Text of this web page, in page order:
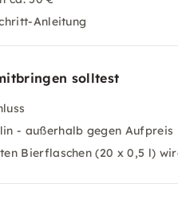
Anleitung
solltest
- außerhalb gegen Aufpreis
Bierflaschen (20 x 0,5 l)